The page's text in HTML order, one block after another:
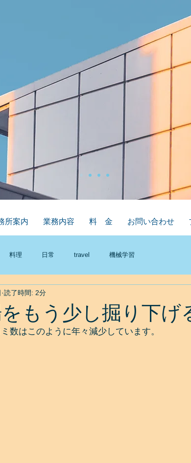
料理 日常 travel 機械学習
もう少し掘り下げ
読了時間: 2分
数はこのように年々減少しています。
所案内 業務内容 料 金 お問い合わせ